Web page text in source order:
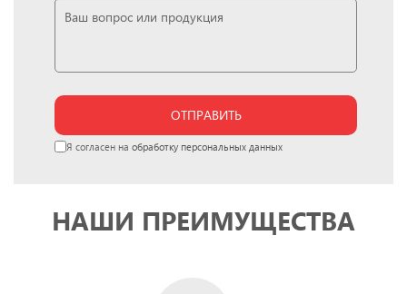
ОТПРАВИТЬ
Я согласен на обработку персональных данных
НАШИ ПРЕИМУЩЕСТВА